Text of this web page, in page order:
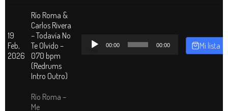
19
Feb,
2026
Río Roma &
Carlos Rivera
– Todavía No
Te Olvido –
070 bpm
(Redrums
Intro Outro)
Reproductor
00:00 00:00 Mi lista
Rio Roma –
Me